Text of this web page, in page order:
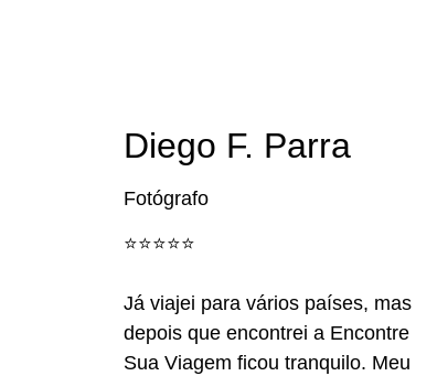
Diego F. Parra
Fotógrafo
⭐️⭐️⭐️⭐️⭐️
Já viajei para vários países, mas
depois que encontrei a Encontre
Sua Viagem ficou tranquilo. Meu